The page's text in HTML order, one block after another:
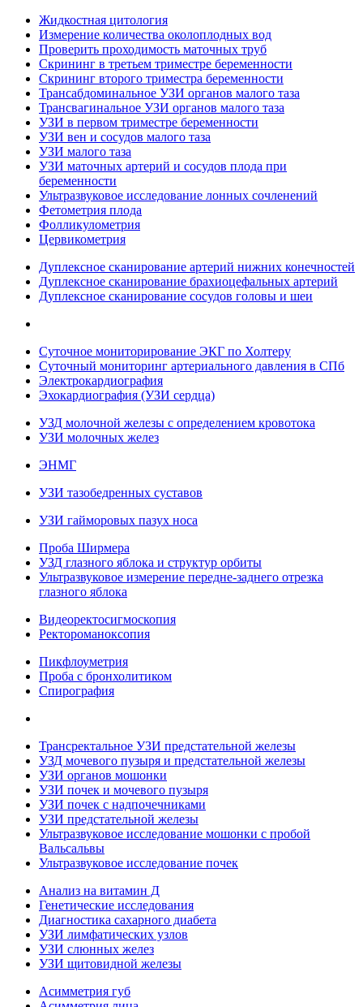
Жидкостная цитология
Измерение количества околоплодных вод
Проверить проходимость маточных труб
Скрининг в третьем триместре беременности
Скрининг второго триместра беременности
Трансабдоминальное УЗИ органов малого таза
Трансвагинальное УЗИ органов малого таза
УЗИ в первом триместре беременности
УЗИ вен и сосудов малого таза
УЗИ малого таза
УЗИ маточных артерий и сосудов плода при
беременности
Ультразвуковое исследование лонных сочленений
Фетометрия плода
Фолликулометрия
Цервикометрия
Дуплексное сканирование артерий нижних конечностей
Дуплексное сканирование брахиоцефальных артерий
Дуплексное сканирование сосудов головы и шеи
Суточное мониторирование ЭКГ по Холтеру
Суточный мониторинг артериального давления в СПб
Электрокардиография
Эхокардиография (УЗИ сердца)
УЗД молочной железы с определением кровотока
УЗИ молочных желез
ЭНМГ
УЗИ тазобедренных суставов
УЗИ гайморовых пазух носа
Проба Ширмера
УЗД глазного яблока и структур орбиты
Ультразвуковое измерение передне-заднего отрезка
глазного яблока
Видеоректосигмоскопия
Ректороманоксопия
Пикфлоуметрия
Проба с бронхолитиком
Спирография
Трансректальное УЗИ предстательной железы
УЗД мочевого пузыря и предстательной железы
УЗИ органов мошонки
УЗИ почек и мочевого пузыря
УЗИ почек с надпочечниками
УЗИ предстательной железы
Ультразвуковое исследование мошонки с пробой
Вальсальвы
Ультразвуковое исследование почек
Анализ на витамин Д
Генетические исследования
Диагностика сахарного диабета
УЗИ лимфатических узлов
УЗИ слюнных желез
УЗИ щитовидной железы
Асимметрия губ